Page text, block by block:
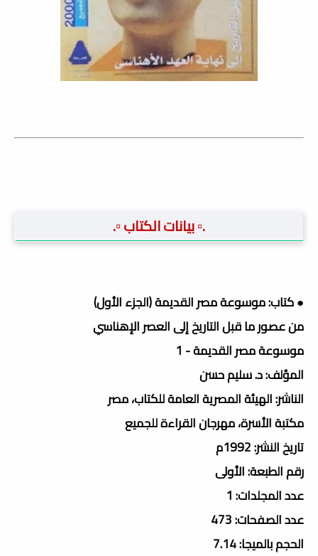
.▫️ بيانات الكتاب ▫️.
● كتاب: موسوعة مصر القديمة (الجزء الأول)
من عصور ما قبل التاريخ إلى العصر الإهناسي
موسوعة مصر القديمة - 1
المؤلف: د. سليم حسن
الناشر: الهيئة المصرية العامة للكتاب، مصر
مكتبة الأسرة، مهرجان القراءة للجميع
تاريخ النشر: 1992م
رقم الطبعة: الأولى
عدد المجلدات: 1
عدد الصفحات: 473
الحجم بالميجا: 7.14